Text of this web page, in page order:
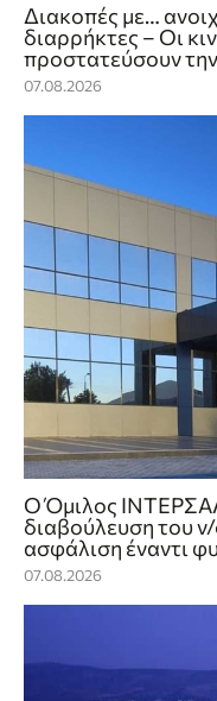
Διακοπές με…
διαρρήκτες – Οι
προστατεύσουν
07.08.2026
Ο Όμιλος
διαβούλευση του
ασφάλιση έναντι
07.08.2026